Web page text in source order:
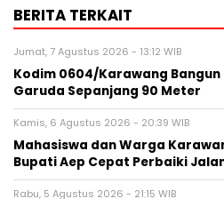
BERITA TERKAIT
Jumat, 7 Agustus 2026 - 13:12 WIB
Kodim 0604/Karawang
Garuda Sepanjang 90 Meter
Kamis, 6 Agustus 2026 - 20:39 WIB
Mahasiswa dan Warga
Bupati Aep Cepat Perbaiki
Rabu, 5 Agustus 2026 - 21:15 WIB